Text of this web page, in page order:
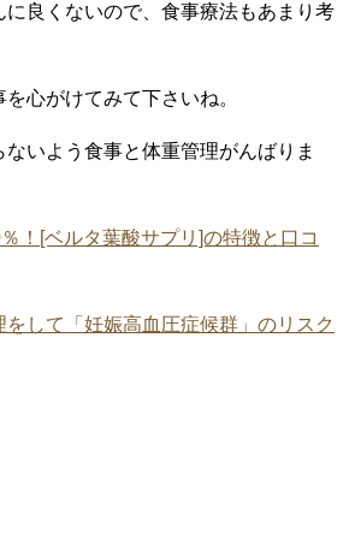
に良くないので、食事療法もあまり考
心がけてみて下さいね。
いよう食事と体重管理がんばりま
！[ベルタ葉酸サプリ]の特徴と口コ
して「妊娠高血圧症候群」のリスク